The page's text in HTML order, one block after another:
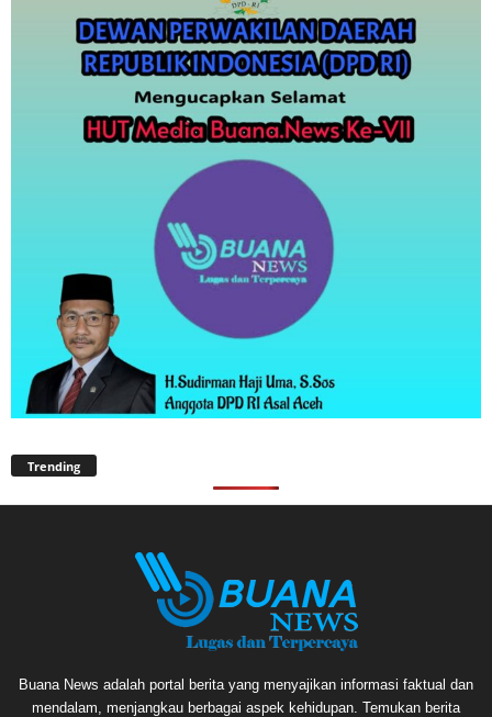
Trending
Buana News adalah portal berita yang menyajikan informasi faktual dan
mendalam, menjangkau berbagai aspek kehidupan. Temukan berita